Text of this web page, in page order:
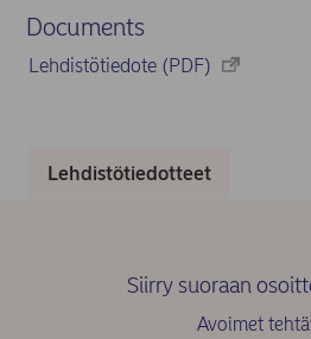
Documents
Lehdistötiedote (PDF)
Lehdistötiedotteet
Siirry suoraan
Avoimet